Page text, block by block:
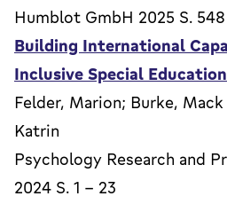
Humblot GmbH 2025 S.
Building International
Inclusive Special Education
Felder, Marion; Burke,
Katrin
Psychology Research and
2024 S. 1 - 23